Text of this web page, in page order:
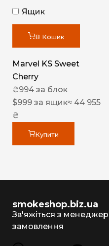
Ящик
В Кошик
Marvel KS Sweet
Cherry
₴994 за блок
$999 за ящик≈ 44 955
₴
Купити
smokeshop.biz.ua
Зв'яжіться з
замовлення